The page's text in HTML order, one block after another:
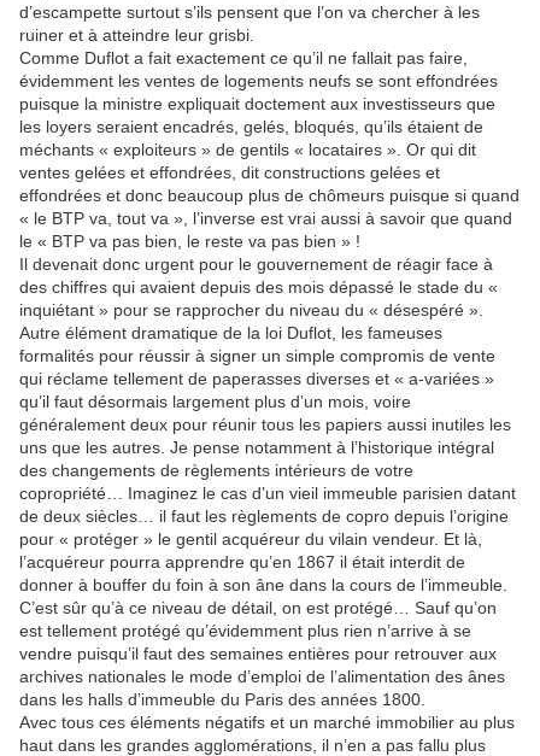
d’escampette surtout s’ils pensent que l’on va chercher à les
ruiner et à atteindre leur grisbi.
Comme Duflot a fait exactement ce qu’il ne fallait pas faire,
évidemment les ventes de logements neufs se sont effondrées
puisque la ministre expliquait doctement aux investisseurs que
les loyers seraient encadrés, gelés, bloqués, qu’ils étaient de
méchants « exploiteurs » de gentils « locataires ». Or qui dit
ventes gelées et effondrées, dit constructions gelées et
effondrées et donc beaucoup plus de chômeurs puisque si quand
« le BTP va, tout va », l’inverse est vrai aussi à savoir que quand
le « BTP va pas bien, le reste va pas bien » !
Il devenait donc urgent pour le gouvernement de réagir face à
des chiffres qui avaient depuis des mois dépassé le stade du «
inquiétant » pour se rapprocher du niveau du « désespéré ».
Autre élément dramatique de la loi Duflot, les fameuses
formalités pour réussir à signer un simple compromis de vente
qui réclame tellement de paperasses diverses et « a-variées »
qu’il faut désormais largement plus d’un mois, voire
généralement deux pour réunir tous les papiers aussi inutiles les
uns que les autres. Je pense notamment à l’historique intégral
des changements de règlements intérieurs de votre
copropriété… Imaginez le cas d’un vieil immeuble parisien datant
de deux siècles… il faut les règlements de copro depuis l’origine
pour « protéger » le gentil acquéreur du vilain vendeur. Et là,
l’acquéreur pourra apprendre qu’en 1867 il était interdit de
donner à bouffer du foin à son âne dans la cours de l’immeuble.
C’est sûr qu’à ce niveau de détail, on est protégé… Sauf qu’on
est tellement protégé qu’évidemment plus rien n’arrive à se
vendre puisqu’il faut des semaines entières pour retrouver aux
archives nationales le mode d’emploi de l’alimentation des ânes
dans les halls d’immeuble du Paris des années 1800.
Avec tous ces éléments négatifs et un marché immobilier au plus
haut dans les grandes agglomérations, il n’en a pas fallu plus